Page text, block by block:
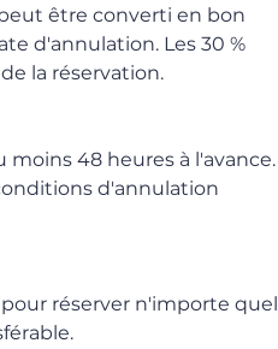
être converti en bon
d'annulation. Les 30 %
la réservation.
48 heures à l'avance.
d'annulation
réserver n'importe quel